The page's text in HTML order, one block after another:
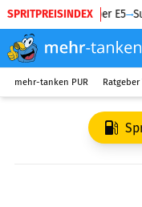
SPRITPREISINDEX
Diesel Super E5
mehr-tanken PUR Ratgeber